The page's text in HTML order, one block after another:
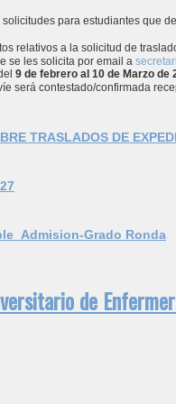
para estudiantes que
relativos a la solicitud de
se les solicita por email a
9 de febrero al 10 de Marzo de
será contestado/confirmada
TRASLADOS DE
Grado Ronda
de